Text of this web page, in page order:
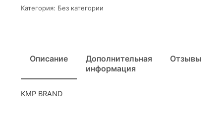
Категория: Без категории
Описание
Дополнительная
информация
Отзывы
KMP BRAND